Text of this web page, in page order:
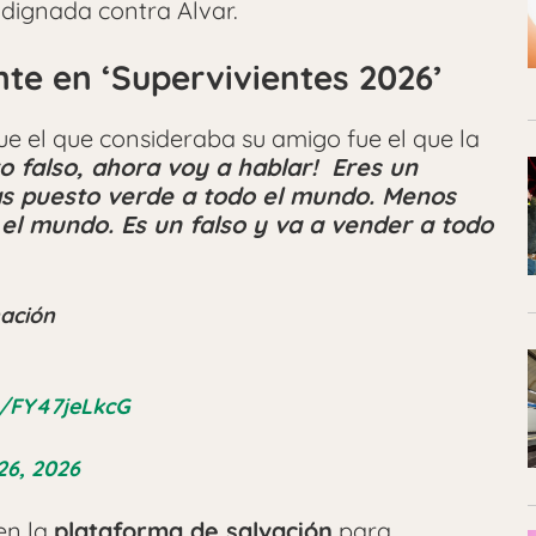
contra Alvar.
en ‘Supervivientes 2026’
el que consideraba su amigo fue el que la
falso, ahora voy a hablar! Eres un
verde a todo el mundo. Menos
mundo. Es un falso y va a vender a todo
2026